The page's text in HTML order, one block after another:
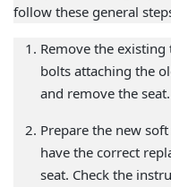
follow these general
Remove the
bolts attaching the
and remove the seat.
Prepare the new
have the correct
seat. Check the